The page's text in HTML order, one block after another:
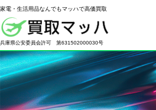
家電・生活用品なんでもマッハで高価買取
兵庫県公安委員会許可 第631502000030号